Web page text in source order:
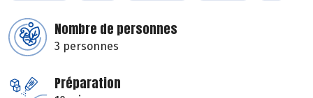
Nombre de personnes
3 personnes
Préparation